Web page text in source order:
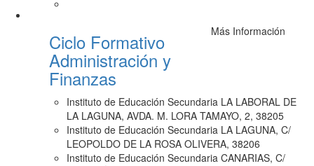
Ciclo Formativo
Administración y
Finanzas
Más Información
Instituto de Educación Secundaria LA LABORAL DE
LA LAGUNA, AVDA. M. LORA TAMAYO, 2, 38205
Instituto de Educación Secundaria LA LAGUNA, C/
LEOPOLDO DE LA ROSA OLIVERA, 38206
Instituto de Educación Secundaria CANARIAS, C/